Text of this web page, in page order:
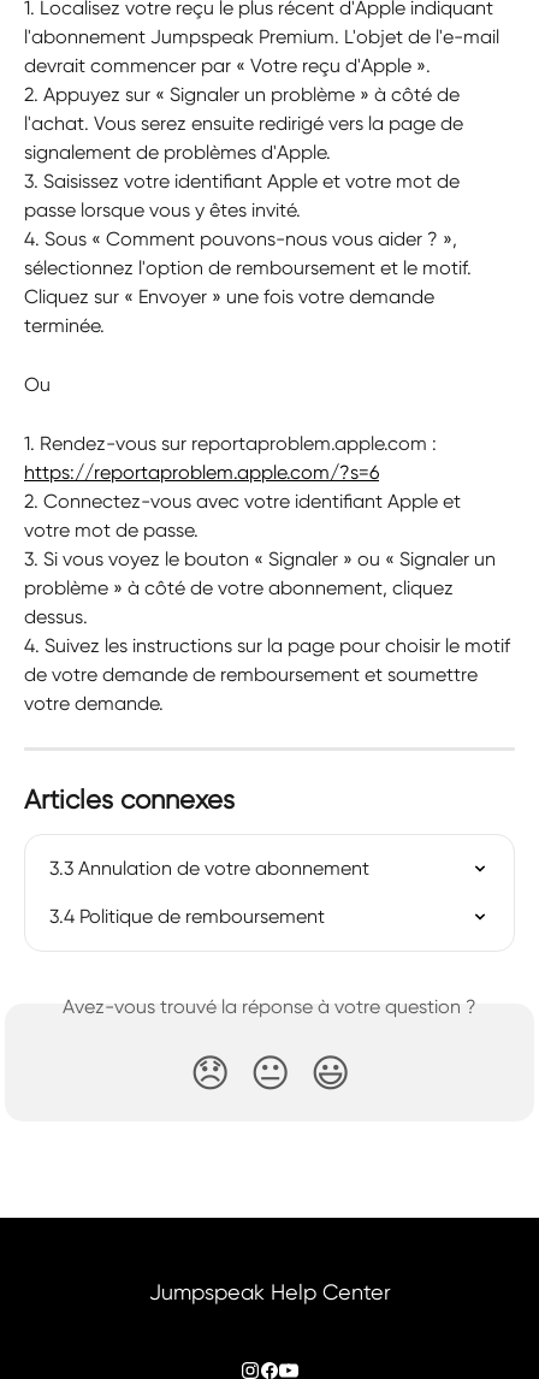
1. Localisez votre reçu le plus récent d'Apple indiquant
l'abonnement Jumpspeak Premium. L'objet de l'e-mail
devrait commencer par « Votre reçu d'Apple ».
2. Appuyez sur « Signaler un problème » à côté de
l'achat. Vous serez ensuite redirigé vers la page de
signalement de problèmes d'Apple.
3. Saisissez votre identifiant Apple et votre mot de
passe lorsque vous y êtes invité.
4. Sous « Comment pouvons-nous vous aider ? »,
sélectionnez l'option de remboursement et le motif.
Cliquez sur « Envoyer » une fois votre demande
terminée.
Ou
1. Rendez-vous sur reportaproblem.apple.com :
https://reportaproblem.apple.com/?s=6
2. Connectez-vous avec votre identifiant Apple et
votre mot de passe.
3. Si vous voyez le bouton « Signaler » ou « Signaler un
problème » à côté de votre abonnement, cliquez
dessus.
4. Suivez les instructions sur la page pour choisir le motif
de votre demande de remboursement et soumettre
votre demande.
Articles connexes
3.3 Annulation de votre abonnement
3.4 Politique de remboursement
Avez-vous trouvé la réponse à votre question ?
😞 😐 😃
Jumpspeak Help Center